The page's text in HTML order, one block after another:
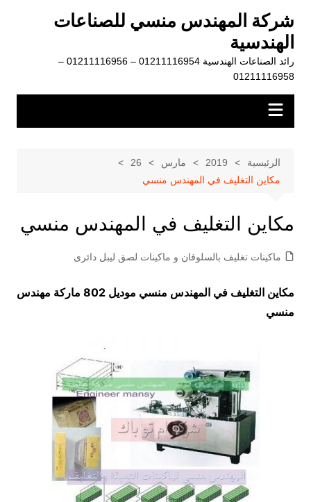
المحتوى
شركة المهندس منسي للصناعات
الهندسية
رائد الصناعات الهندسية 01211116954 – 01211116956 –
01211116958
الرئيسية 2019 مارس
26
مكاين التغليف في المهندس منسي
مكاين التغليف في المهندس منسي
ماكينات تغليف بالسلوفان و ماكينات لصق ليبل دائرى
مكاين التغليف في المهندس منسي موديل 802 ماركة مهندس
منسي